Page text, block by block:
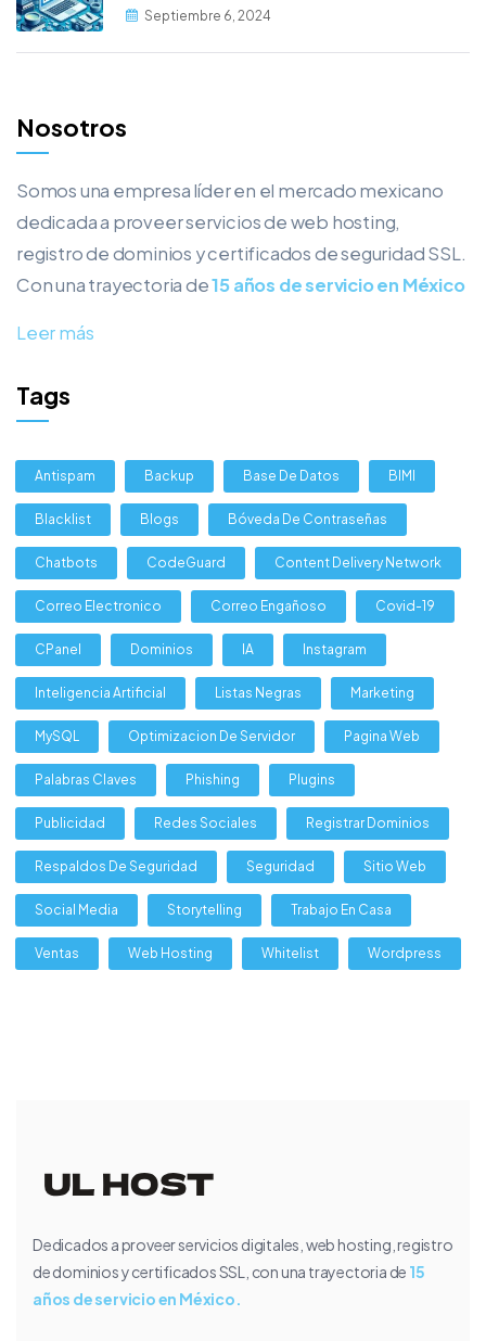
desde MySQL
Septiembre 6, 2024
Nosotros
Somos una empresa líder en el mercado mexicano
dedicada a proveer servicios de web hosting,
registro de dominios y certificados de seguridad SSL.
Con una trayectoria de15 años de servicio en México
Leer más
Tags
Antispam Backup Base De Datos BIMI
Blacklist Blogs Bóveda De Contraseñas
Chatbots CodeGuard Content Delivery Network
Correo Electronico Correo Engañoso Covid-19
CPanel Dominios IA Instagram
Inteligencia Artificial Listas Negras Marketing
MySQL Optimizacion De Servidor Pagina Web
Palabras Claves Phishing Plugins
Publicidad Redes Sociales Registrar Dominios
Respaldos De Seguridad Seguridad Sitio Web
Social Media Storytelling Trabajo En Casa
Ventas Web Hosting Whitelist Wordpress
Dedicados a proveer servicios digitales, web hosting, registro
de dominios y certificados SSL, con una trayectoria de 15
años de servicio en México.